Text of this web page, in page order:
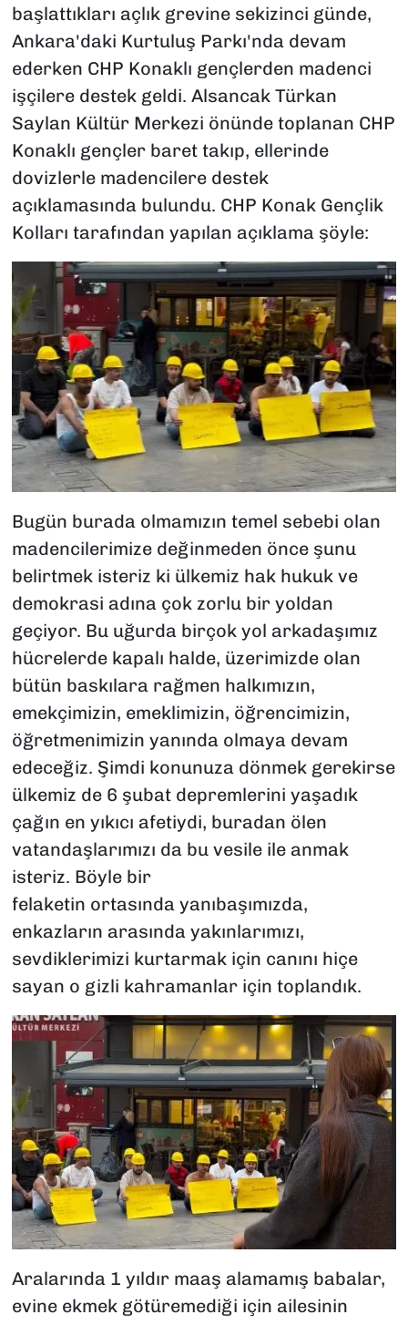
başlattıkları açlık grevine sekizinci günde,
Ankara'daki Kurtuluş Parkı'nda devam
ederken CHP Konaklı gençlerden madenci
işçilere destek geldi. Alsancak Türkan
Saylan Kültür Merkezi önünde toplanan CHP
Konaklı gençler baret takıp, ellerinde
dovizlerle madencilere destek
açıklamasında bulundu. CHP Konak Gençlik
Kolları tarafından yapılan açıklama şöyle:
Bugün burada olmamızın temel sebebi olan
madencilerimize değinmeden önce şunu
belirtmek isteriz ki ülkemiz hak hukuk ve
demokrasi adına çok zorlu bir yoldan
geçiyor. Bu uğurda birçok yol arkadaşımız
hücrelerde kapalı halde, üzerimizde olan
bütün baskılara rağmen halkımızın,
emekçimizin, emeklimizin, öğrencimizin,
öğretmenimizin yanında olmaya devam
edeceğiz. Şimdi konunuza dönmek gerekirse
ülkemiz de 6 şubat depremlerini yaşadık
çağın en yıkıcı afetiydi, buradan ölen
vatandaşlarımızı da bu vesile ile anmak
isteriz. Böyle bir
felaketin ortasında yanıbaşımızda,
enkazların arasında yakınlarımızı,
sevdiklerimizi kurtarmak için canını hiçe
sayan o gizli kahramanlar için toplandık.
Aralarında 1 yıldır maaş alamamış babalar,
evine ekmek götüremediği için ailesinin